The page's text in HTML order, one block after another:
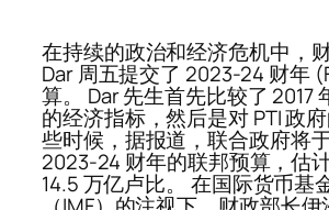
在持续的政治和经济危机中，
Dar 周五提交了 2023-24 财年
算。 Dar 先生首先比较了 2017
的经济指标，然后是对 PTI 政
些时候，据报道，联合政府将
2023-24 财年的联邦预算，估
14.5 万亿卢比。 在国际货币基